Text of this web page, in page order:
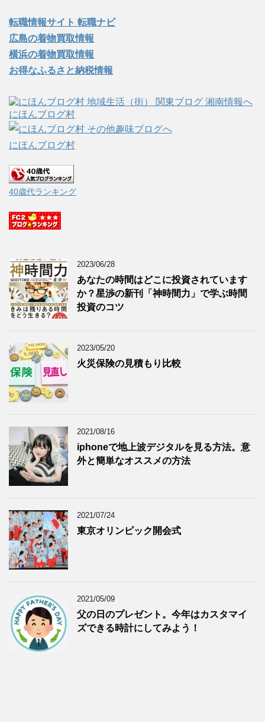
転職情報サイト 転職ナビ
広島の着物買取情報
横浜の着物買取情報
お得なふるさと納税情報
にほんブログ村
にほんブログ村
40歳代ランキング
2023/06/28
あなたの時間はどこに投資されています
か？星渉の新刊「神時間力」で学ぶ時間
投資のコツ
2023/05/20
火災保険の見積もり比較
2021/08/16
iphoneで地上波デジタルを見る方法。意
外と簡単なオススメの方法
2021/07/24
東京オリンピック開会式
2021/05/09
父の日のプレゼント。今年はカスタマイ
ズできる時計にしてみよう！